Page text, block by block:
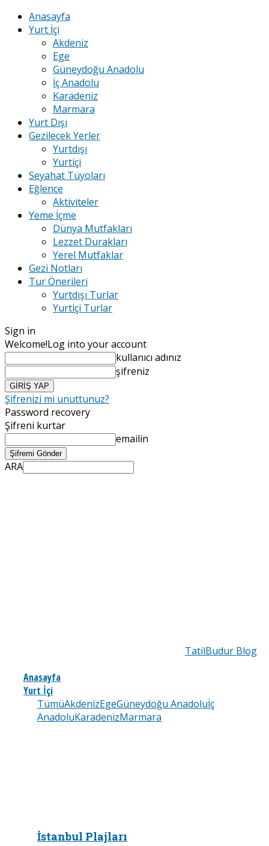
Anasayfa
Yurt İçi
Akdeniz
Ege
Güneydoğu Anadolu
İç Anadolu
Karadeniz
Marmara
Yurt Dışı
Gezilecek Yerler
Yurtdışı
Yurtiçi
Seyahat Tüyoları
Eğlence
Aktiviteler
Yeme İçme
Dünya Mutfakları
Lezzet Durakları
Yerel Mutfaklar
Gezi Notları
Tur Önerileri
Yurtdışı Turlar
Yurtiçi Turlar
Sign in
Welcome!Log into your account
kullanıcı adınız
şifreniz
Şifrenizi mi unuttunuz?
Password recovery
Şifreni kurtar
emailin
ARA
TatilBudur Blog
Anasayfa
Yurt İçi
TümüAkdenizEgeGüneydoğu Anadoluİç
AnadoluKaradenizMarmara
İstanbul Plajları